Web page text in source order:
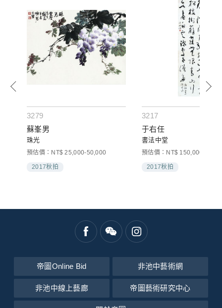
3279
蘇峯男
珠光
預估價：NT$ 25,000-50,000
2017秋拍
3217
于右任
書法中堂
預估價：NT$ 150,000-
2017秋拍
帝圖Online Bid 非池中藝術網
非池中線上藝廊 帝圖藝術研究中心